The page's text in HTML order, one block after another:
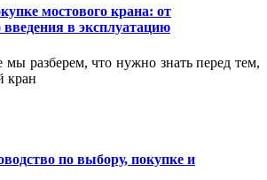
мостового крана: от
в эксплуатацию
мы разберем, что нужно знать перед тем,
кран
по выбору, покупке и